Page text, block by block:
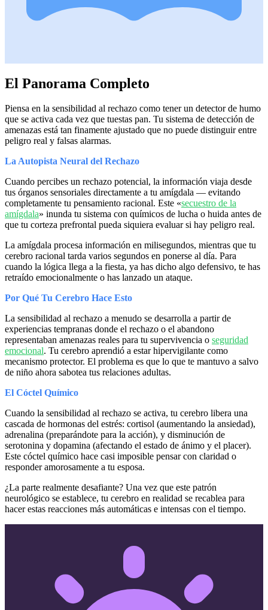
El Panorama Completo
Piensa en la sensibilidad al rechazo como tener un detector de humo
que se activa cada vez que tuestas pan. Tu sistema de detección de
amenazas está tan finamente ajustado que no puede distinguir entre
peligro real y falsas alarmas.
La Autopista Neural del Rechazo
Cuando percibes un rechazo potencial, la información viaja desde
tus órganos sensoriales directamente a tu amígdala — evitando
completamente tu pensamiento racional. Este «secuestro de la
amígdala» inunda tu sistema con químicos de lucha o huida antes de
que tu corteza prefrontal pueda siquiera evaluar si hay peligro real.
La amígdala procesa información en milisegundos, mientras que tu
cerebro racional tarda varios segundos en ponerse al día. Para
cuando la lógica llega a la fiesta, ya has dicho algo defensivo, te has
retraído emocionalmente o has lanzado un ataque.
Por Qué Tu Cerebro Hace Esto
La sensibilidad al rechazo a menudo se desarrolla a partir de
experiencias tempranas donde el rechazo o el abandono
representaban amenazas reales para tu supervivencia o seguridad
emocional. Tu cerebro aprendió a estar hipervigilante como
mecanismo protector. El problema es que lo que te mantuvo a salvo
de niño ahora sabotea tus relaciones adultas.
El Cóctel Químico
Cuando la sensibilidad al rechazo se activa, tu cerebro libera una
cascada de hormonas del estrés: cortisol (aumentando la ansiedad),
adrenalina (preparándote para la acción), y disminución de
serotonina y dopamina (afectando el estado de ánimo y el placer).
Este cóctel químico hace casi imposible pensar con claridad o
responder amorosamente a tu esposa.
¿La parte realmente desafiante? Una vez que este patrón
neurológico se establece, tu cerebro en realidad se recablea para
hacer estas reacciones más automáticas e intensas con el tiempo.